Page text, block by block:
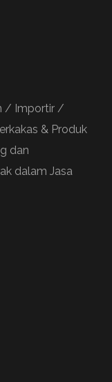
/ Importir /
& Produk
dan
dalam Jasa